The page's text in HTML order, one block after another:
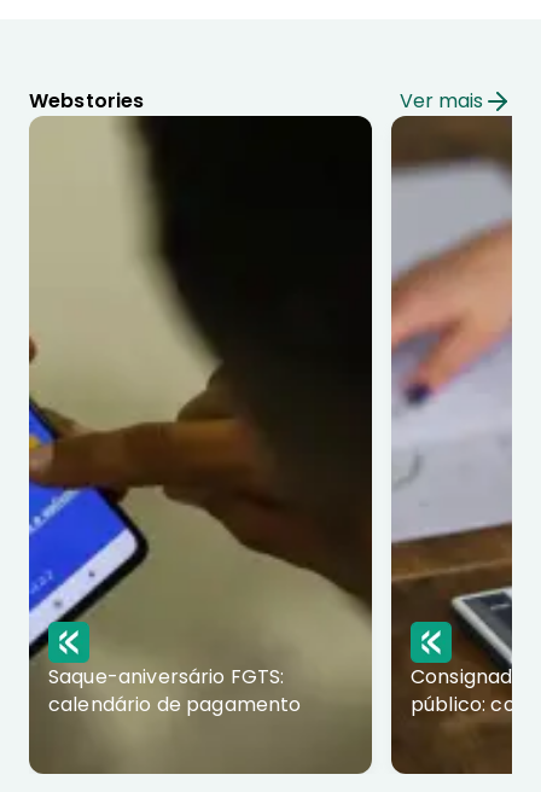
Webstories Ver mais
Saque-aniversário FGTS:
calendário de pagamento
Consignado
público: